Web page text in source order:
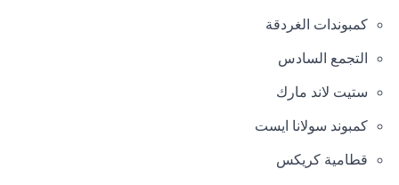
كمبوندات الغردقة
التجمع السادس
ستيت لاند مارك
كمبوند سولانا ايست
قطامية كريكس